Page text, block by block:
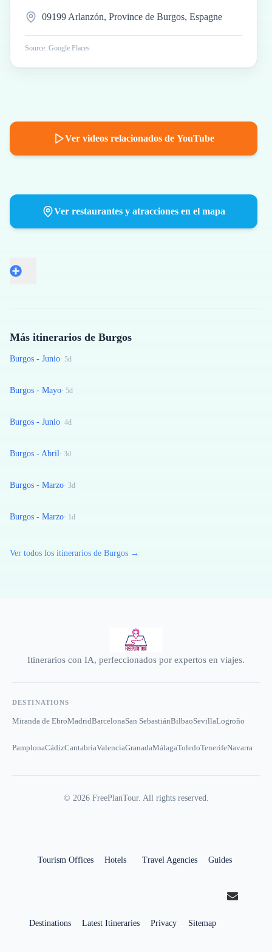
09199 Arlanzón, Province de Burgos, Espagne
Source: Google Places
Ver videos relacionados de YouTube
Ver restaurantes y atracciones en el mapa
Más itinerarios de Burgos
Burgos - Junio· 5d
Burgos - Mayo· 5d
Burgos - Junio· 4d
Burgos - Abril· 3d
Burgos - Marzo· 3d
Burgos - Marzo· 1d
Ver todos los itinerarios de Burgos →
Itinerarios con IA, perfeccionados por expertos en viajes.
DESTINATIONS
Miranda de EbroMadridBarcelonaSan SebastiánBilbaoSevillaLogroño
PamplonaCádizCantabriaValenciaGranadaMálagaToledoTenerifeNavarra
© 2026FreePlanTour. All rights reserved.
Tourism Offices Hotels Travel Agencies Guides
Destinations Latest Itineraries Privacy Sitemap